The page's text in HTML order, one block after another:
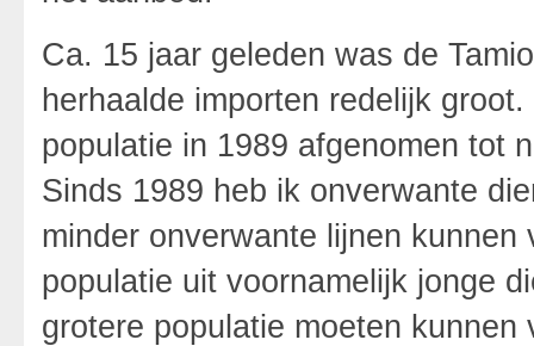
Ca. 15 jaar geleden was de
herhaalde importen redelijk
populatie in 1989 afgenomen tot
Sinds 1989 heb ik onverwante
minder onverwante lijnen
populatie uit voornamelijk jonge
grotere populatie moeten kunnen